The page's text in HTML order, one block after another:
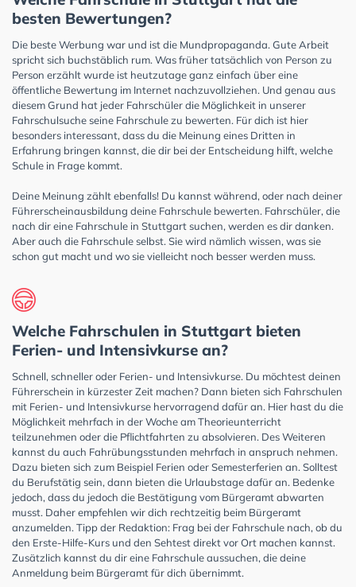
besten Bewertungen?
Die beste Werbung war und ist die Mundpropaganda. Gute Arbeit
spricht sich buchstäblich rum. Was früher tatsächlich von Person zu
Person erzählt wurde ist heutzutage ganz einfach über eine
öffentliche Bewertung im Internet nachzuvollziehen. Und genau aus
diesem Grund hat jeder Fahrschüler die Möglichkeit in unserer
Fahrschulsuche seine Fahrschule zu bewerten. Für dich ist hier
besonders interessant, dass du die Meinung eines Dritten in
Erfahrung bringen kannst, die dir bei der Entscheidung hilft, welche
Schule in Frage kommt.
Deine Meinung zählt ebenfalls! Du kannst während, oder nach deiner
Führerscheinausbildung deine Fahrschule bewerten. Fahrschüler, die
nach dir eine Fahrschule in Stuttgart suchen, werden es dir danken.
Aber auch die Fahrschule selbst. Sie wird nämlich wissen, was sie
schon gut macht und wo sie vielleicht noch besser werden muss.
Welche Fahrschulen in Stuttgart bieten
Ferien- und Intensivkurse an?
Schnell, schneller oder Ferien- und Intensivkurse. Du möchtest deinen
Führerschein in kürzester Zeit machen? Dann bieten sich Fahrschulen
mit Ferien- und Intensivkurse hervorragend dafür an. Hier hast du die
Möglichkeit mehrfach in der Woche am Theorieunterricht
teilzunehmen oder die Pflichtfahrten zu absolvieren. Des Weiteren
kannst du auch Fahrübungsstunden mehrfach in anspruch nehmen.
Dazu bieten sich zum Beispiel Ferien oder Semesterferien an. Solltest
du Berufstätig sein, dann bieten die Urlaubstage dafür an. Bedenke
jedoch, dass du jedoch die Bestätigung vom Bürgeramt abwarten
musst. Daher empfehlen wir dich rechtzeitig beim Bürgeramt
anzumelden. Tipp der Redaktion: Frag bei der Fahrschule nach, ob du
den Erste-Hilfe-Kurs und den Sehtest direkt vor Ort machen kannst.
Zusätzlich kannst du dir eine Fahrschule aussuchen, die deine
Anmeldung beim Bürgeramt für dich übernimmt.